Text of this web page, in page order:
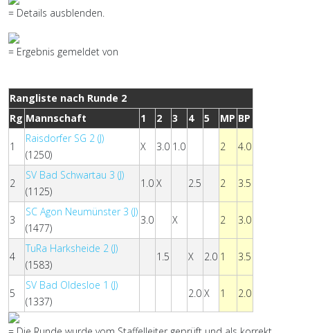
= Details ausblenden.
= Ergebnis gemeldet von
Rangliste nach Runde 2
Rg Mannschaft 1 2 3 4 5 MP BP
1
Raisdorfer SG 2 (J)
(1250)
X 3.0 1.0 2 4.0
2
SV Bad Schwartau 3 (J)
(1125)
1.0 X 2.5 2 3.5
3
SC Agon Neumünster 3 (J)
(1477)
3.0 X 2 3.0
4
TuRa Harksheide 2 (J)
(1583)
1.5 X 2.0 1 3.5
5
SV Bad Oldesloe 1 (J)
(1337)
2.0 X 1 2.0